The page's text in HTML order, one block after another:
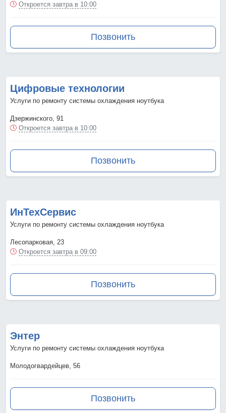
Откроется завтра в 10:00
Позвонить
Цифровые технологии
Услуги по ремонту системы охлаждения ноутбука
Дзержинского, 91
Откроется завтра в 10:00
Позвонить
ИнТехСервис
Услуги по ремонту системы охлаждения ноутбука
Лесопарковая, 23
Откроется завтра в 09:00
Позвонить
Энтер
Услуги по ремонту системы охлаждения ноутбука
Молодогвардейцев, 56
Позвонить